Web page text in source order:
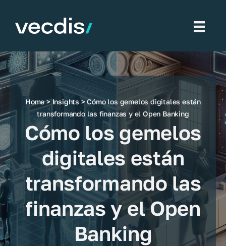
contenido
Home>Insights > Cómo los gemelos digitales están
transformando las finanzas y el Open Banking
Cómo los gemelos
digitales están
transformando las
finanzas y el Open
Banking